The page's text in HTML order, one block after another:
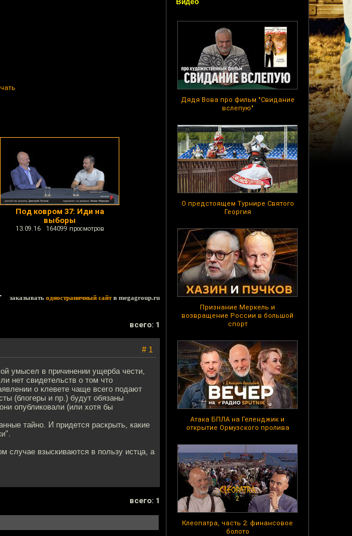
Видео
Дядя Вова про фильм "Свидание
вслепую"
О предстоящем Турнире Святого
Георгия
Признание Меркель и
возвращение России в большой
спорт
Атака БПЛА на Геленджик и
открытие Ормузского пролива
Клеопатра, часть 2: финансовое
болото
Под ковром 37: Иди на
выборы
13.09.16 164099 просмотров
заказывать одностраничный сайтв megagroup.ru
всего: 1
# 1
умысел в причинении ущерба чести,
нет свидетельств о том что
о клевете чаще всего подают
(блогеры и пр.) будут обязаны
опубликовали (или хотя бы
тайно. И придется раскрыть, какие
случае взыскиваются в пользу истца, а
всего: 1